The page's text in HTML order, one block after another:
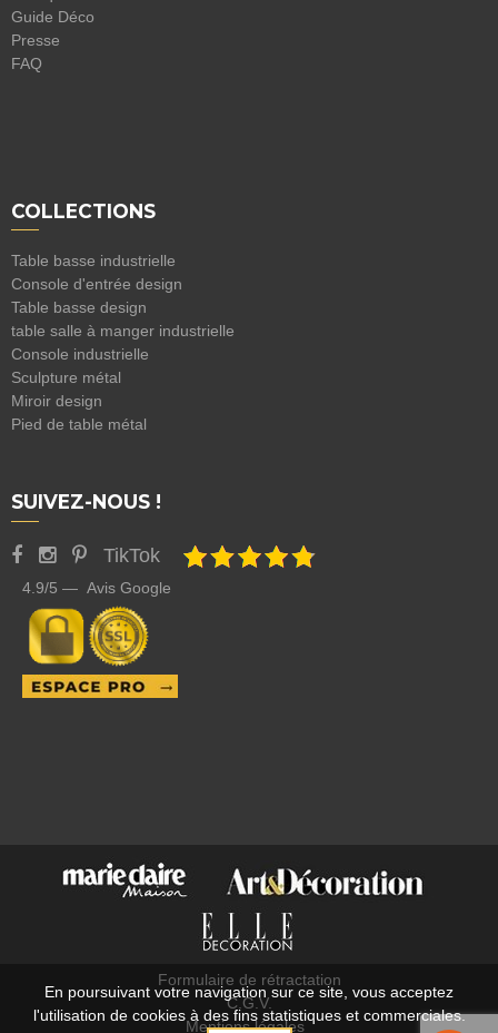
Guide Déco
Presse
FAQ
COLLECTIONS
Table basse industrielle
Console d'entrée design
Table basse design
table salle à manger industrielle
Console industrielle
Sculpture métal
Miroir design
Pied de table métal
SUIVEZ-NOUS !
TikTok
4.9/5 — Avis Google
Formulaire de rétractation
C.G.V.
Mentions légales
En poursuivant votre navigation sur ce site, vous acceptez
l'utilisation de cookies à des fins statistiques et commerciales.